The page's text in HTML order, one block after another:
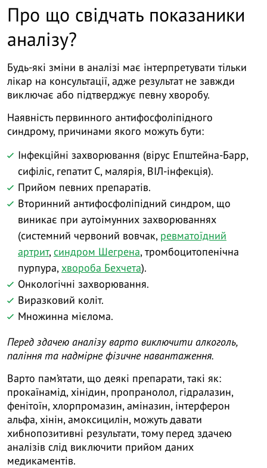
Про що свідчать показаники
аналізу?
Будь-які зміни в аналізі має інтерпретувати тільки
лікар на консультації, адже результат не завжди
виключає або підтверджує певну хворобу.
Наявність первинного антифосфоліпідного
синдрому, причинами якого можуть бути:
Інфекційні захворювання (вірус Епштейна-Барр,
сифіліс, гепатит С, малярія, ВІЛ-інфекція).
Прийом певних препаратів.
Вторинний антифосфоліпідний синдром, що
виникає при аутоімунних захворюваннях
(системний червоний вовчак, ревматоїдний
артрит, синдром Шегрена, тромбоцитопенічна
пурпура, хвороба Бехчета).
Онкологічні захворювання.
Виразковий коліт.
Множинна мієлома.
Перед здачею аналізу варто виключити алкоголь,
паління та надмірне фізичне навантаження.
Варто пам’ятати, що деякі препарати, такі як:
прокаїнамід, хінідин, пропранолол, гідралазин,
фенітоїн, хлорпромазин, аміназин, інтерферон
альфа, хінін, амоксицилін, можуть давати
хибнопозитивні результати, тому перед здачею
аналізів слід виключити прийом даних
медикаментів.